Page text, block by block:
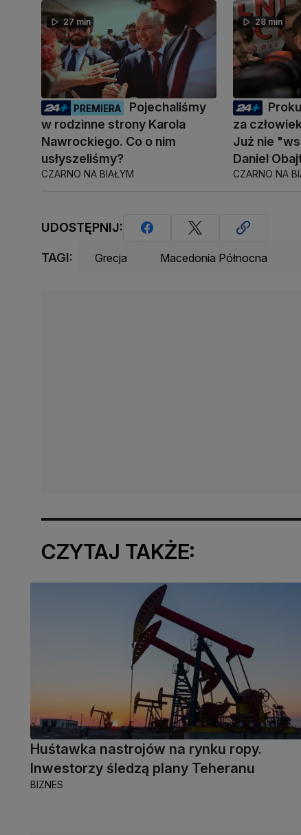
27 min
PREMIERA
Pojechaliśmy
w rodzinne strony Karola
Nawrockiego. Co o nim
usłyszeliśmy?
CZARNO NA BIAŁYM
28 min
za
Już nie
Daniel
CZARNO NA
UDOSTĘPNIJ:
TAGI: Grecja Macedonia Północna
CZYTAJ TAKŻE:
Huśtawka nastrojów na rynku ropy.
Inwestorzy śledzą plany Teheranu
BIZNES